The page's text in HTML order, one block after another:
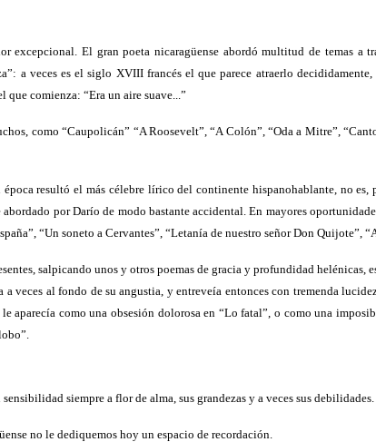
excepcional. El gran poeta nicaragüense abordó multitud de temas a
a veces es el siglo XVIII francés el que parece atraerlo decididamente,
que comienza: “Era un aire suave...”
como “Caupolicán” “A Roosevelt”, “A Colón”, “Oda a Mitre”,
resultó el más célebre lírico del continente hispanohablante, no es,
por Darío de modo bastante accidental. En mayores
“Un soneto a Cervantes”, “Letanía de nuestro señor Don Quijote”,
salpicando unos y otros poemas de gracia y profundidad helénicas,
veces al fondo de su angustia, y entreveía entonces con tremenda
aparecía como una obsesión dolorosa en “Lo fatal”, o como una
siempre a flor de alma, sus grandezas y a veces sus debilidades.
no le dediquemos hoy un espacio de recordación.